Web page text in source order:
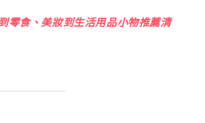
零食、美妝到生活用品小物推薦清